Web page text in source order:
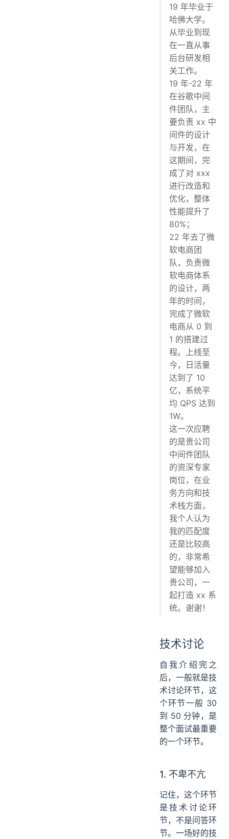
19 年毕业于
哈佛大学。
从毕业到现
在一直从事
后台研发相
关工作。
19 年-22 年
在谷歌中间
件团队，主
要负责 xx 中
间件的设计
与开发，在
这期间，完
成了对 xxx
进行改造和
优化，整体
性能提升了
80%；
22 年去了微
软电商团
队，负责微
软电商体系
的设计，两
年的时间，
完成了微软
电商从 0 到
1 的搭建过
程。上线至
今，日活量
达到了 10
亿，系统平
均 QPS 达到
1W。
这一次应聘
的是贵公司
中间件团队
的资深专家
岗位，在业
务方向和技
术栈方面，
我个人认为
我的匹配度
还是比较高
的，非常希
望能够加入
贵公司，一
起打造 xx 系
统。谢谢！
技术讨论
自我介绍完之
后，一般就是技
术讨论环节，这
个环节一般 30
到 50 分钟，是
整个面试最重要
的一个环节。
1. 不卑不亢
记住，这个环节
是技术讨论环
节，不是问答环
节。一场好的技